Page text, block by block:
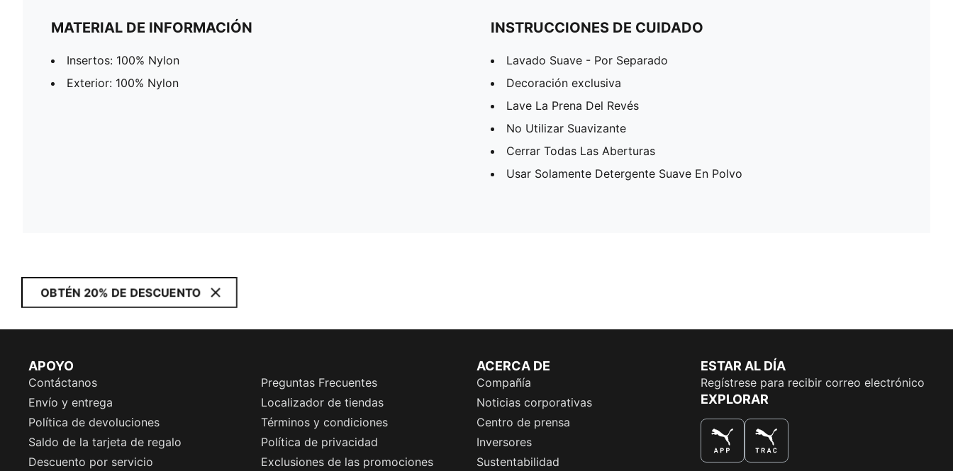
MATERIAL DE INFORMACIÓN
Insertos: 100% Nylon
Exterior: 100% Nylon
INSTRUCCIONES DE CUIDADO
Lavado Suave - Por Separado
Decoración exclusiva
Lave La Prena Del Revés
No Utilizar Suavizante
Cerrar Todas Las Aberturas
Usar Solamente Detergente Suave En Polvo
OBTÉN 20% DE DESCUENTO
APOYO
Contáctanos
Preguntas Frecuentes
Envío y entrega
Localizador de tiendas
Política de devoluciones
Términos y condiciones
Saldo de la tarjeta de regalo
Política de privacidad
Descuento por servicio
Exclusiones de las promociones
ACERCA DE
Compañía
Noticias corporativas
Centro de prensa
Inversores
Sustentabilidad
ESTAR AL DÍA
Regístrese para recibir correo electrónico
EXPLORAR